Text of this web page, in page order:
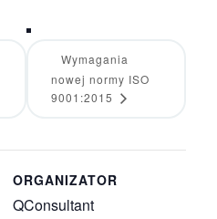
ORGANIZATOR
QConsultant
Wymagania
nowej normy ISO
9001:2015